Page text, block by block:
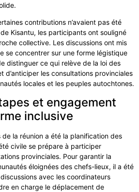
contributions n’avaient pas été
Kisantu, les participants ont souligné
collective. Les discussions ont mis
se concentrer sur une forme légistique
distinguer ce qui relève de la loi des
d’anticiper les consultations provinciales
locales et les peuples autochtones.
et engagement
inclusive
de la réunion a été la planification des
civile se prépare à participer
provinciales. Pour garantir la
éloignées des chefs-lieux, il a été
avec les coordinateurs
en charge le déplacement de